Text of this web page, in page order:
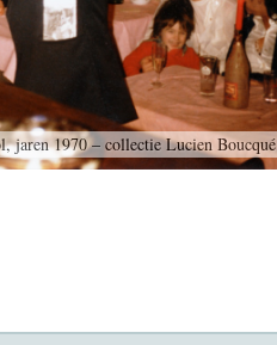
jaren 1970 – collectie Lucien Boucqué